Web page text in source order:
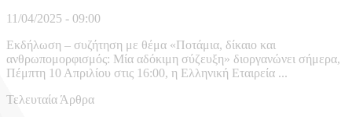
11/04/2025 - 09:00
Εκδήλωση – συζήτηση με θέμα «Ποτάμια, δίκαιο και
ανθρωπομορφισμός: Μία αδόκιμη σύζευξη» διοργανώνει σήμερα,
Πέμπτη 10 Απριλίου στις 16:00, η Ελληνική Εταιρεία ...
Τελευταία Άρθρα